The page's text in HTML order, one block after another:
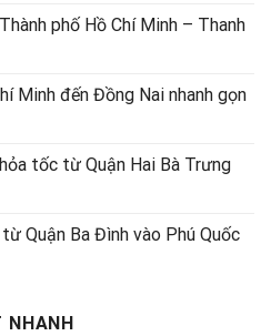
phố Hồ Chí Minh – Thanh
Minh đến Đồng Nai nhanh gọn
tốc từ Quận Hai Bà Trưng
Quận Ba Đình vào Phú Quốc
NHANH